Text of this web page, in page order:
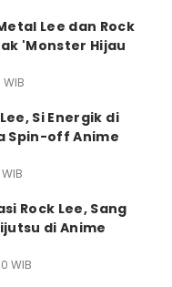
Lee dan Rock
'Monster Hijau
WIB
Si Energik di
Spin-off Anime
Rock Lee, Sang
di Anime
WIB